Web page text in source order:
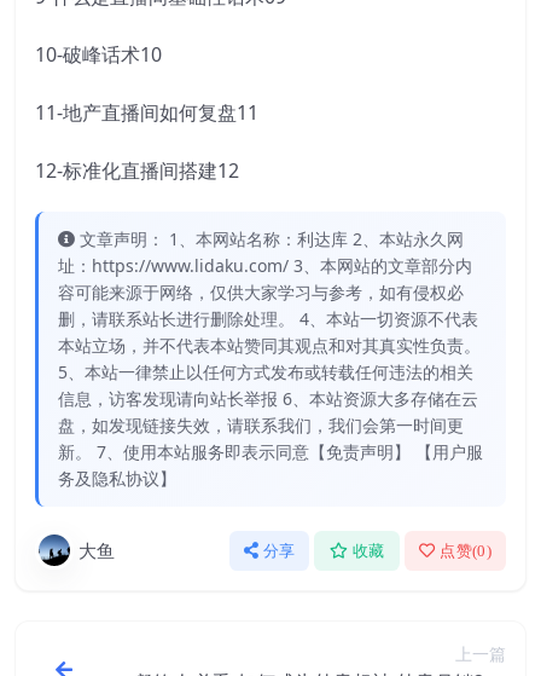
10-破峰话术10
11-地产直播间如何复盘11
12-标准化直播间搭建12
文章声明： 1、本网站名称：利达库 2、本站永久网
址：https://www.lidaku.com/ 3、本网站的文章部分内
容可能来源于网络，仅供大家学习与参考，如有侵权必
删，请联系站长进行删除处理。 4、本站一切资源不代表
本站立场，并不代表本站赞同其观点和对其真实性负责。
5、本站一律禁止以任何方式发布或转载任何违法的相关
信息，访客发现请向站长举报 6、本站资源大多存储在云
盘，如发现链接失效，请联系我们，我们会第一时间更
新。 7、使用本站服务即表示同意【免责声明】 【用户服
务及隐私协议】
大鱼 分享 收藏 点赞(0)
上一篇